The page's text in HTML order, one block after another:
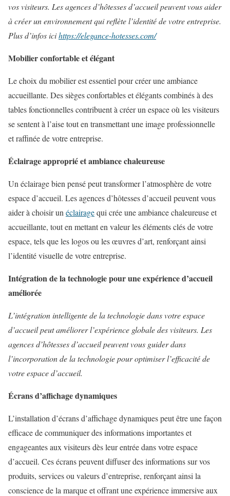
vos visiteurs. Les agences d’hôtesses d’accueil peuvent vous aider
à créer un environnement qui reflète l’identité de votre entreprise.
Plus d’infos icihttps://elegance-hotesses.com/
Mobilier confortable et élégant
Le choix du mobilier est essentiel pour créer une ambiance
accueillante. Des sièges confortables et élégants combinés à des
tables fonctionnelles contribuent à créer un espace où les visiteurs
se sentent à l’aise tout en transmettant une image professionnelle
et raffinée de votre entreprise.
Éclairage approprié et ambiance chaleureuse
Un éclairage bien pensé peut transformer l’atmosphère de votre
espace d’accueil. Les agences d’hôtesses d’accueil peuvent vous
aider à choisir un éclairagequi crée une ambiance chaleureuse et
accueillante, tout en mettant en valeur les éléments clés de votre
espace, tels que les logos ou les œuvres d’art, renforçant ainsi
l’identité visuelle de votre entreprise.
Intégration de la technologie pour une expérience d’accueil
améliorée
L’intégration intelligente de la technologie dans votre espace
d’accueil peut améliorer l’expérience globale des visiteurs. Les
agences d’hôtesses d’accueil peuvent vous guider dans
l’incorporation de la technologie pour optimiser l’efficacité de
votre espace d’accueil.
Écrans d’affichage dynamiques
L’installation d’écrans d’affichage dynamiques peut être une façon
efficace de communiquer des informations importantes et
engageantes aux visiteurs dès leur entrée dans votre espace
d’accueil. Ces écrans peuvent diffuser des informations sur vos
produits, services ou valeurs d’entreprise, renforçant ainsi la
conscience de la marque et offrant une expérience immersive aux